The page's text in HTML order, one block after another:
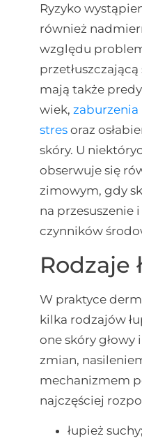
Ryzyko
również
względu
mają także
wiek,
stresoraz
skóry. U
obserwuje się
zimowym, gdy
na przesuszenie
czynników
Rodzaje
W praktyce
kilka rodzajów
one skóry głowy
zmian,
mechanizmem
najczęściej
łupież suchy;